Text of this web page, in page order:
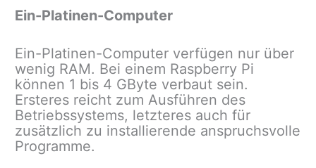
Ein-Platinen-Computer
Ein-Platinen-Computer verfügen nur über
wenig RAM. Bei einem Raspberry Pi
können 1 bis 4 GByte verbaut sein.
Ersteres reicht zum Ausführen des
Betriebssystems, letzteres auch für
zusätzlich zu installierende anspruchsvolle
Programme.